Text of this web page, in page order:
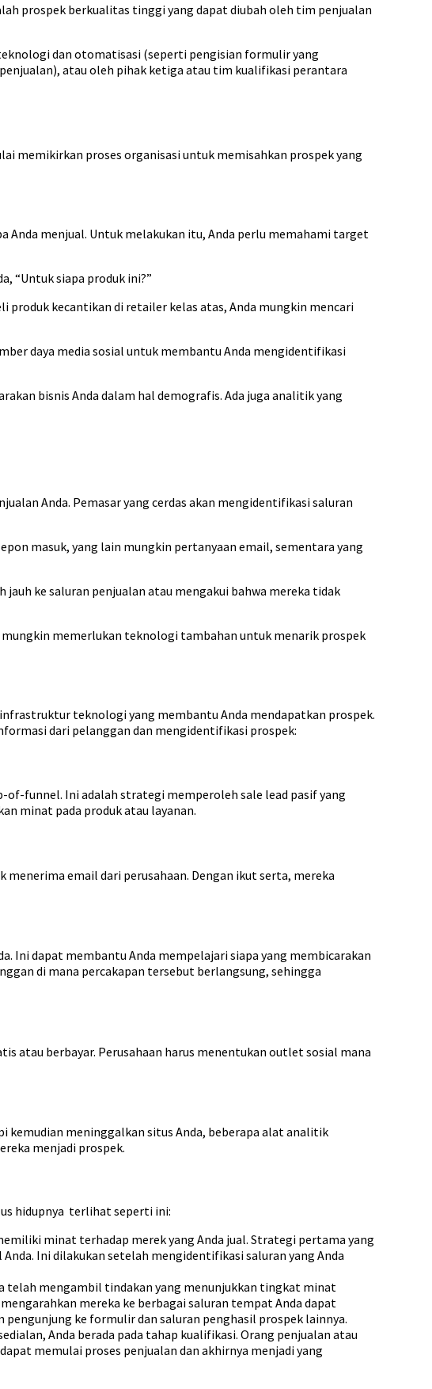
prospek berkualitas tinggi yang dapat diubah oleh tim penjualan
dan otomatisasi (seperti pengisian formulir yang
atau oleh pihak ketiga atau tim kualifikasi perantara
memikirkan proses organisasi untuk memisahkan prospek yang
Anda menjual. Untuk melakukan itu, Anda perlu memahami target
“Untuk siapa produk ini?”
produk kecantikan di retailer kelas atas, Anda mungkin mencari
daya media sosial untuk membantu Anda mengidentifikasi
bisnis Anda dalam hal demografis. Ada juga analitik yang
Anda. Pemasar yang cerdas akan mengidentifikasi saluran
masuk, yang lain mungkin pertanyaan email, sementara yang
ke saluran penjualan atau mengakui bahwa mereka tidak
mungkin memerlukan teknologi tambahan untuk menarik prospek
teknologi yang membantu Anda mendapatkan prospek.
dari pelanggan dan mengidentifikasi prospek:
funnel. Ini adalah strategi memperoleh sale lead pasif yang
minat pada produk atau layanan.
email dari perusahaan. Dengan ikut serta, mereka
Ini dapat membantu Anda mempelajari siapa yang membicarakan
di mana percakapan tersebut berlangsung, sehingga
atau berbayar. Perusahaan harus menentukan outlet sosial mana
kemudian meninggalkan situs Anda, beberapa alat analitik
menjadi prospek.
hidupnya terlihat seperti ini:
minat terhadap merek yang Anda jual. Strategi pertama yang
Ini dilakukan setelah mengidentifikasi saluran yang Anda
telah mengambil tindakan yang menunjukkan tingkat minat
mereka ke berbagai saluran tempat Anda dapat
ke formulir dan saluran penghasil prospek lainnya.
Anda berada pada tahap kualifikasi. Orang penjualan atau
memulai proses penjualan dan akhirnya menjadi yang